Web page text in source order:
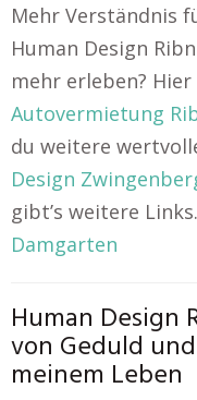
Mehr Verständnis
Human Design
mehr erleben?
Autovermietung
du weitere
Design
gibt’s weitere Links.
Damgarten
Human Design
von Geduld
meinem Leben